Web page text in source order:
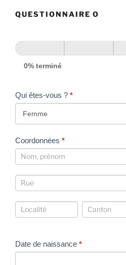
QUESTIONNAIRE O
0% terminé
Qui êtes-vous ? *
Coordonnées *
Coordonnées
Coordonnées
Coordonnées Coordonnées
Date de naissance *